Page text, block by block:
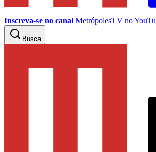
Inscreva-se no canal MetrópolesTV no
Busca